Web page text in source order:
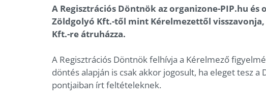
A Regisztrációs Döntnök az organizone-PIP.hu
Zöldgolyó Kft.-től mint Kérelmezettől
Kft.-re átruházza.
A Regisztrációs Döntnök felhívja a Kérelmező
döntés alapján is csak akkor jogosult, ha eleget tesz a
pontjaiban írt feltételeknek.